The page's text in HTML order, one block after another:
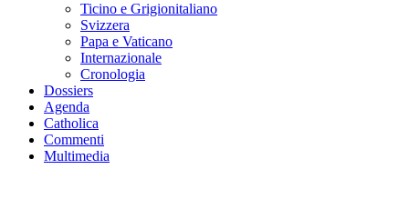
Ticino e Grigionitaliano
Svizzera
Papa e Vaticano
Internazionale
Cronologia
Dossiers
Agenda
Catholica
Commenti
Multimedia